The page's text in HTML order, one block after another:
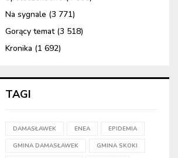
Na sygnale (3 771)
Gorący temat(3 518)
Kronika (1 692)
TAGI
DAMASŁAWEK ENEA EPIDEMIA
GMINA DAMASŁAWEK GMINA SKOKI